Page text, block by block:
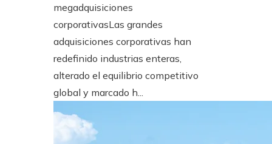
megadquisiciones
corporativasLas grandes
adquisiciones corporativas han
redefinido industrias enteras,
alterado el equilibrio competitivo
global y marcado h...